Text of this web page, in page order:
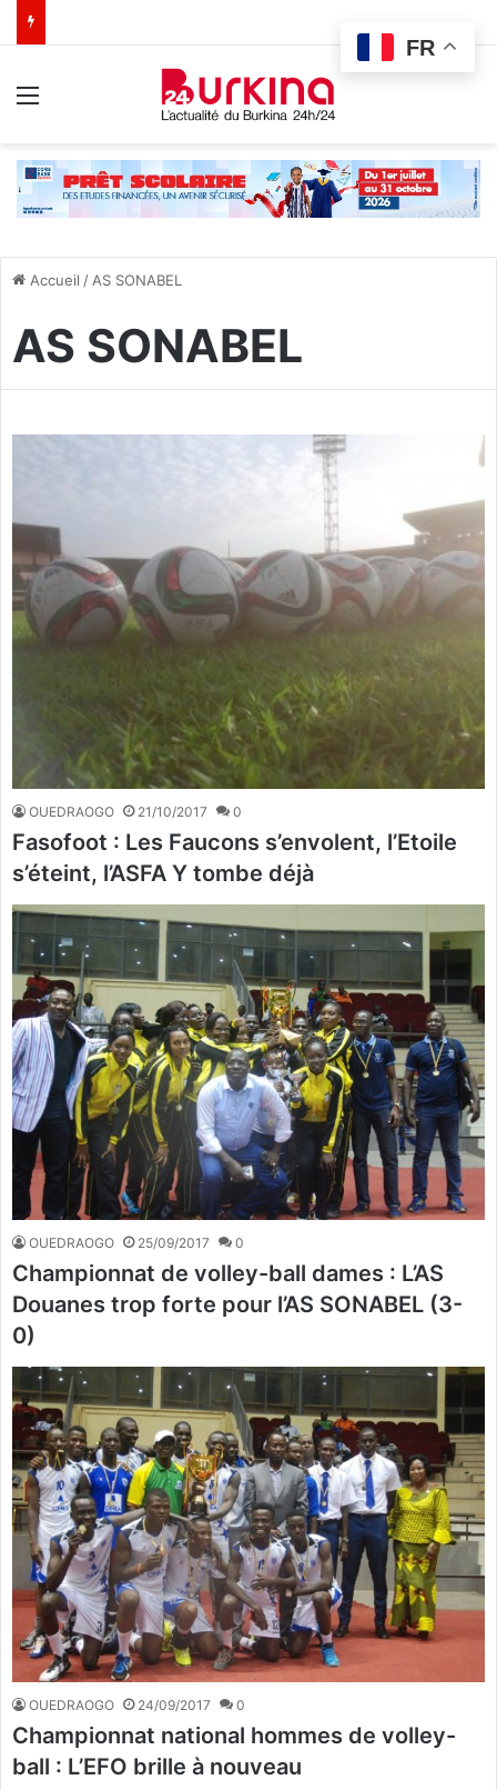
Accueil / AS SONABEL
AS SONABEL
OUEDRAOGO 21/10/2017 0
Fasofoot : Les Faucons s’envolent, l’Etoile
s’éteint, l’ASFA Y tombe déjà
OUEDRAOGO 25/09/2017 0
Championnat de volley-ball dames : L’AS
Douanes trop forte pour l’AS SONABEL (3-
0)
OUEDRAOGO 24/09/2017 0
Championnat national hommes de volley-
ball : L’EFO brille à nouveau
FR